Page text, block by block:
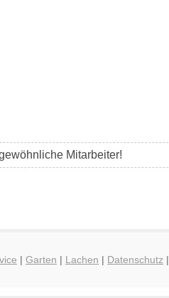
Mitarbeiter!
| Garten | Lachen | Datenschutz|